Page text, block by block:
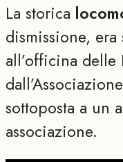
La storica
dismissione,
all’officina delle
sottoposta a un
associazione.